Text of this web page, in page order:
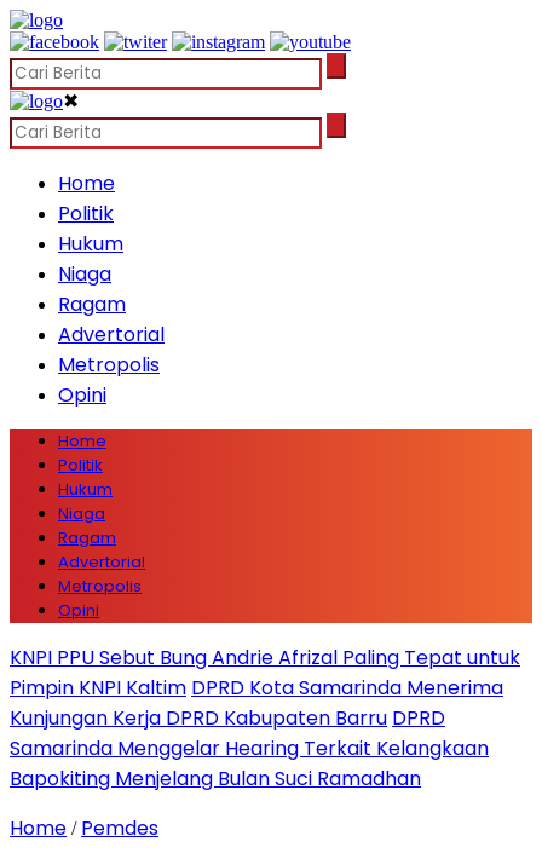
✖
Home
Politik
Hukum
Niaga
Ragam
Advertorial
Metropolis
Opini
Home
Politik
Hukum
Niaga
Ragam
Advertorial
Metropolis
Opini
KNPI PPU Sebut Bung Andrie Afrizal Paling Tepat untuk
Pimpin KNPI Kaltim DPRD Kota Samarinda Menerima
Kunjungan Kerja DPRD Kabupaten Barru DPRD
Samarinda Menggelar Hearing Terkait Kelangkaan
Bapokiting Menjelang Bulan Suci Ramadhan
Home / Pemdes